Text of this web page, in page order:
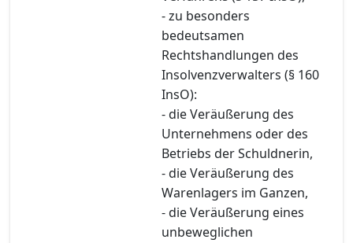
- zu besonders
bedeutsamen
Rechtshandlungen des
Insolvenzverwalters (§ 160
InsO):
- die Veräußerung des
Unternehmens oder des
Betriebs der Schuldnerin,
- die Veräußerung des
Warenlagers im Ganzen,
- die Veräußerung eines
unbeweglichen